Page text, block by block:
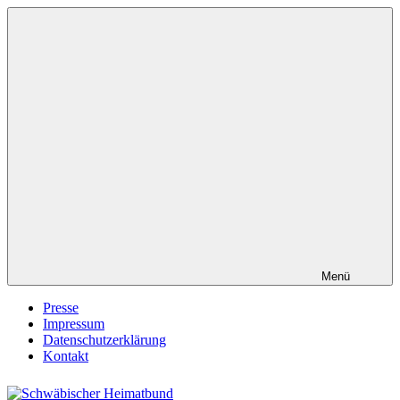
Zum
Menü
Presse
Impressum
Datenschutzerklärung
Kontakt